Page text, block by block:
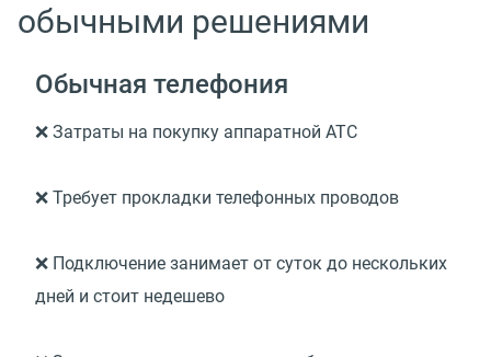
обычными решениями
Обычная телефония
❌ Затраты на покупку аппаратной АТС
❌ Требует прокладки телефонных проводов
❌ Подключение занимает от суток до нескольких
дней и стоит недешево